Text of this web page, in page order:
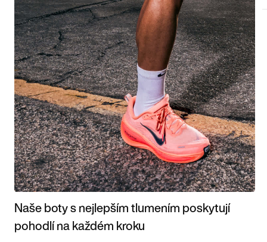
Naše boty s nejlepším tlumením poskytují
pohodlí na každém kroku